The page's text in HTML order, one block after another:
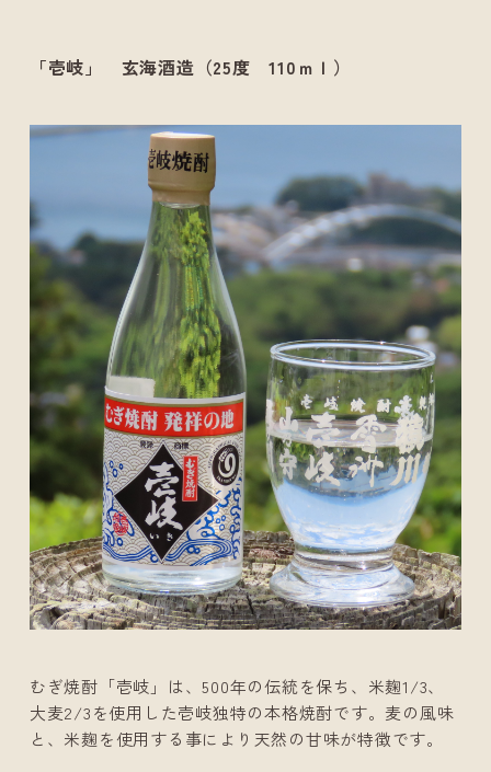
「壱岐」 玄海酒造（25度 110ｍｌ）
むぎ焼酎「壱岐」は、500年の伝統を保ち、米麹1/3、
大麦2/3を使用した壱岐独特の本格焼酎です。麦の風味
と、米麹を使用する事により天然の甘味が特徴です。